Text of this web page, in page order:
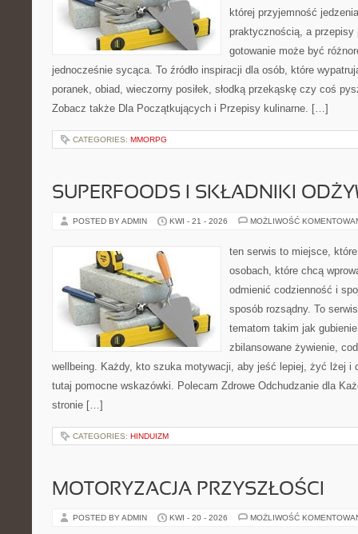
której przyjemność
praktycznością, a przepisy
gotowanie może być
jednocześnie sycąca. To źródło inspiracji dla osób, które
poranek, obiad, wieczorny posiłek, słodką przekąskę czy coś
Zobacz także Dla Początkujących i Przepisy kulinarne. […]
CATEGORIES: MMORPG
SUPERFOODS I SKŁADNIKI
POSTED BY ADMIN KWI - 21 - 2026 MOŻLIWOŚĆ
ten serwis to miejsce,
osobach, które chcą
odmienić codzienność i
sposób rozsądny. To
tematom takim jak
zbilansowane żywienie,
wellbeing. Każdy, kto szuka motywacji, aby jeść lepiej, żyć lżej i
tutaj pomocne wskazówki. Polecam Zdrowe Odchudzanie dla
stronie […]
CATEGORIES: HINDUIZM
MOTORYZACJA PRZYSZŁOŚCI
POSTED BY ADMIN KWI - 20 - 2026 MOŻLIWOŚĆ